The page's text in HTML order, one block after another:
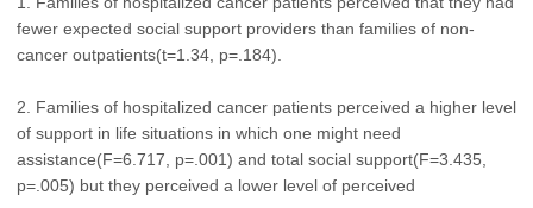
fewer expected social support providers than families of non-
cancer outpatients(t=1.34, p=.184).
2. Families of hospitalized cancer patients perceived a higher level
of support in life situations in which one might need
assistance(F=6.717, p=.001) and total social support(F=3.435,
p=.005) but they perceived a lower level of perceived